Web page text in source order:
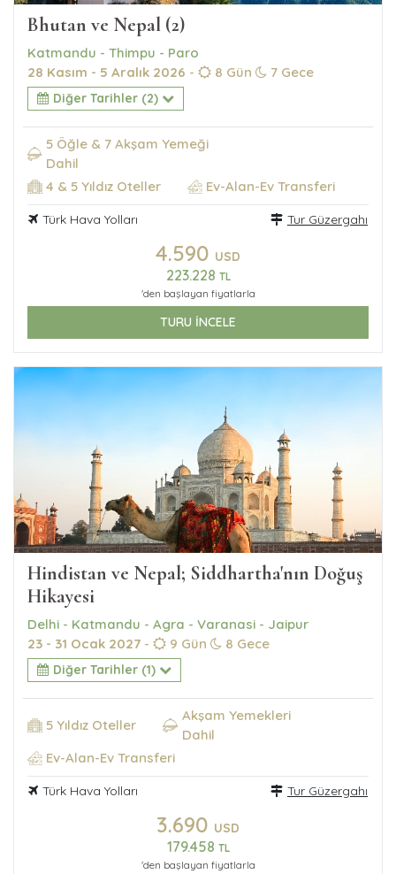
Bhutan ve Nepal (2)
Katmandu - Thimpu - Paro
28 Kasım - 5 Aralık 2026 - 8 Gün 7 Gece
Diğer Tarihler (2)
5 Öğle & 7 Akşam Yemeği
Dahil
4 & 5 Yıldız Oteller
Ev-Alan-Ev Transferi
Türk Hava Yolları Tur Güzergahı
4.590 USD
223.228 TL
'den başlayan fiyatlarla
TURU İNCELE
Hindistan ve Nepal; Siddhartha'nın Doğuş
Hikayesi
Delhi - Katmandu - Agra - Varanasi - Jaipur
23 - 31 Ocak 2027 - 9 Gün 8 Gece
Diğer Tarihler (1)
5 Yıldız Oteller
Akşam Yemekleri
Dahil
Ev-Alan-Ev Transferi
Türk Hava Yolları Tur Güzergahı
3.690 USD
179.458 TL
'den başlayan fiyatlarla